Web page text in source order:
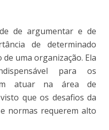
de argumentar e de
de determinado
uma organização. Ela
para os
atuar na área de
que os desafios da
normas requerem alto